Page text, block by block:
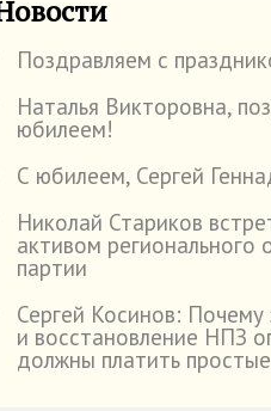
Поздравляем с
Наталья Викторовна,
юбилеем!
С юбилеем, Сергей
Николай Стариков
активом регионального
партии
Сергей Косинов: Почему
и восстановление НПЗ
должны платить